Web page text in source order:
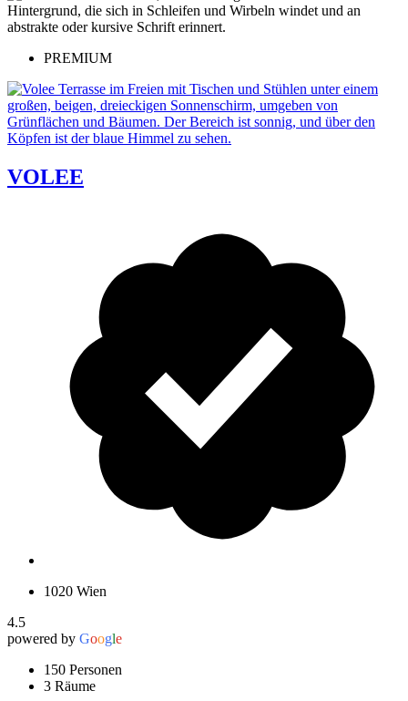
PREMIUM
VOLEE
1020 Wien
4.5
powered by Google
150 Personen
3 Räume